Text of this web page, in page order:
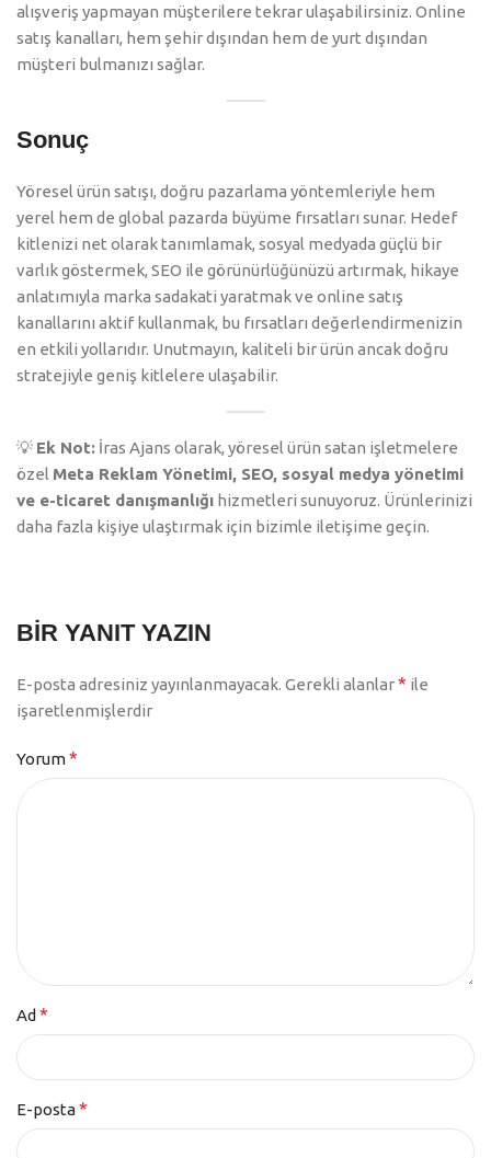
alışveriş yapmayan müşterilere tekrar ulaşabilirsiniz. Online
satış kanalları, hem şehir dışından hem de yurt dışından
müşteri bulmanızı sağlar.
Sonuç
Yöresel ürün satışı, doğru pazarlama yöntemleriyle hem
yerel hem de global pazarda büyüme fırsatları sunar. Hedef
kitlenizi net olarak tanımlamak, sosyal medyada güçlü bir
varlık göstermek, SEO ile görünürlüğünüzü artırmak, hikaye
anlatımıyla marka sadakati yaratmak ve online satış
kanallarını aktif kullanmak, bu fırsatları değerlendirmenizin
en etkili yollarıdır. Unutmayın, kaliteli bir ürün ancak doğru
stratejiyle geniş kitlelere ulaşabilir.
💡 Ek Not: İras Ajans olarak, yöresel ürün satan işletmelere
özel Meta Reklam Yönetimi, SEO, sosyal medya yönetimi
ve e-ticaret danışmanlığı hizmetleri sunuyoruz. Ürünlerinizi
daha fazla kişiye ulaştırmak için bizimle iletişime geçin.
BIR YANIT YAZIN
E-posta adresiniz yayınlanmayacak. Gerekli alanlar* ile
işaretlenmişlerdir
Yorum*
Ad *
E-posta*